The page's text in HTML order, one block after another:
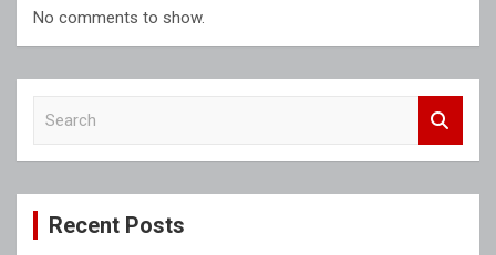
No comments to show.
c
Recent Posts